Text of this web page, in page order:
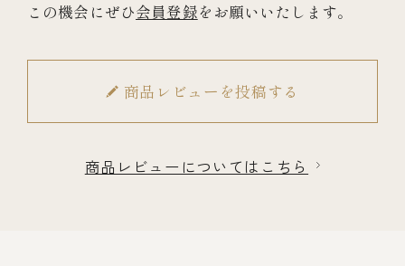
この機会にぜひ会員登録をお願いいたします。
商品レビューを投稿する
商品レビューについてはこちら